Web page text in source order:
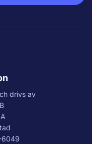
drivs av
6049